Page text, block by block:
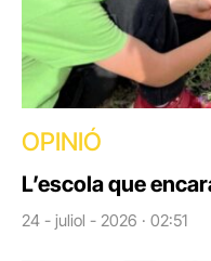
OPINIÓ
L’escola que
24 - juliol - 2026 · 02:51